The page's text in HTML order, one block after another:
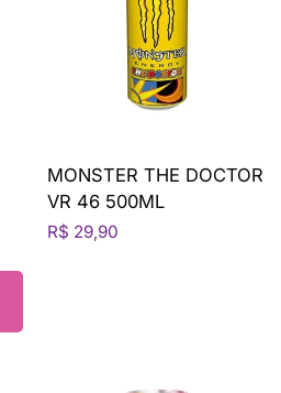
MONSTER THE DOCTOR
VR 46 500ML
R$ 29,90